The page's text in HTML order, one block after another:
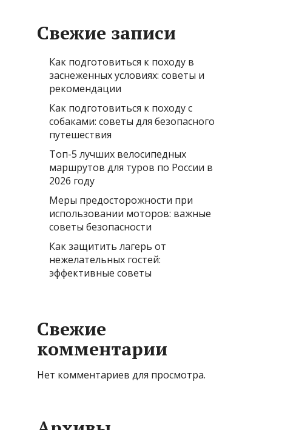
Свежие записи
Как подготовиться к походу в
заснеженных условиях: советы и
рекомендации
Как подготовиться к походу с
собаками: советы для безопасного
путешествия
Топ-5 лучших велосипедных
маршрутов для туров по России в
2026 году
Меры предосторожности при
использовании моторов: важные
советы безопасности
Как защитить лагерь от
нежелательных гостей:
эффективные советы
Свежие
комментарии
Нет комментариев для просмотра.